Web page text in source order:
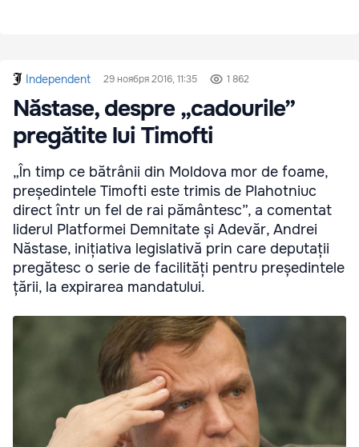
Independent 29 ноября 2016, 11:35 1 862
Năstase, despre „cadourile”
pregătite lui Timofti
„În timp ce bătrânii din Moldova mor de foame,
președintele Timofti este trimis de Plahotniuc
direct într un fel de rai pământesc”, a comentat
liderul Platformei Demnitate și Adevăr, Andrei
Năstase, inițiativa legislativă prin care deputații
pregătesc o serie de facilități pentru președintele
țării, la expirarea mandatului.